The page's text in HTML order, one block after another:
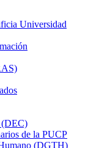
Universidad
(DEC)
de la PUCP
(DGTH)